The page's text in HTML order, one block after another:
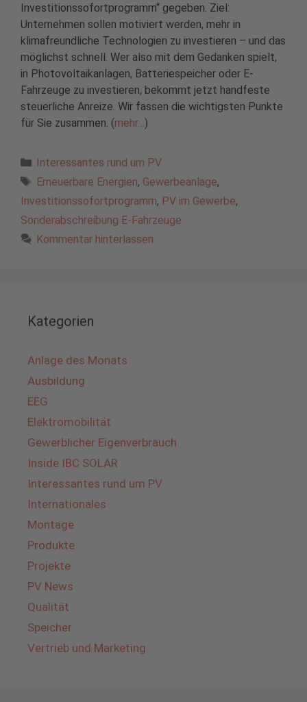
Investitionssofortprogramm“ gegeben. Ziel:
Unternehmen sollen motiviert werden, mehr in
klimafreundliche Technologien zu investieren – und das
möglichst schnell. Wer also mit dem Gedanken spielt,
in Photovoltaikanlagen, Batteriespeicher oder E-
Fahrzeuge zu investieren, bekommt jetzt handfeste
steuerliche Anreize. Wir fassen die wichtigsten Punkte
für Sie zusammen. (mehr…)
Kategorien
Interessantes rund um PV
Schlagwörter
Erneuerbare Energien, Gewerbeanlage,
Investitionssofortprogramm, PV im Gewerbe,
Sonderabschreibung E-Fahrzeuge
Kommentar hinterlassen
Kategorien
Anlage des Monats
Ausbildung
EEG
Elektromobilität
Gewerblicher Eigenverbrauch
Inside IBC SOLAR
Interessantes rund um PV
Internationales
Montage
Produkte
Projekte
PV News
Qualität
Speicher
Vertrieb und Marketing